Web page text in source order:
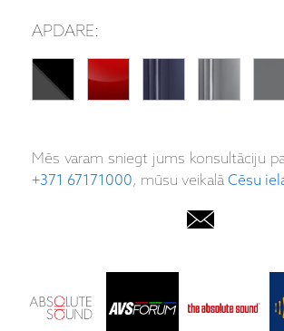
APDARE:
Mēs varam sniegt jums konsultāciju
+371 67171000, mūsu veikalāCēsu